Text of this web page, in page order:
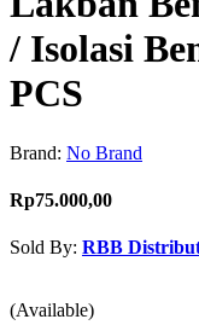
/ Isolasi
PCS
Brand: No Brand
Rp75.000,00
Sold By: RBB
(Available)